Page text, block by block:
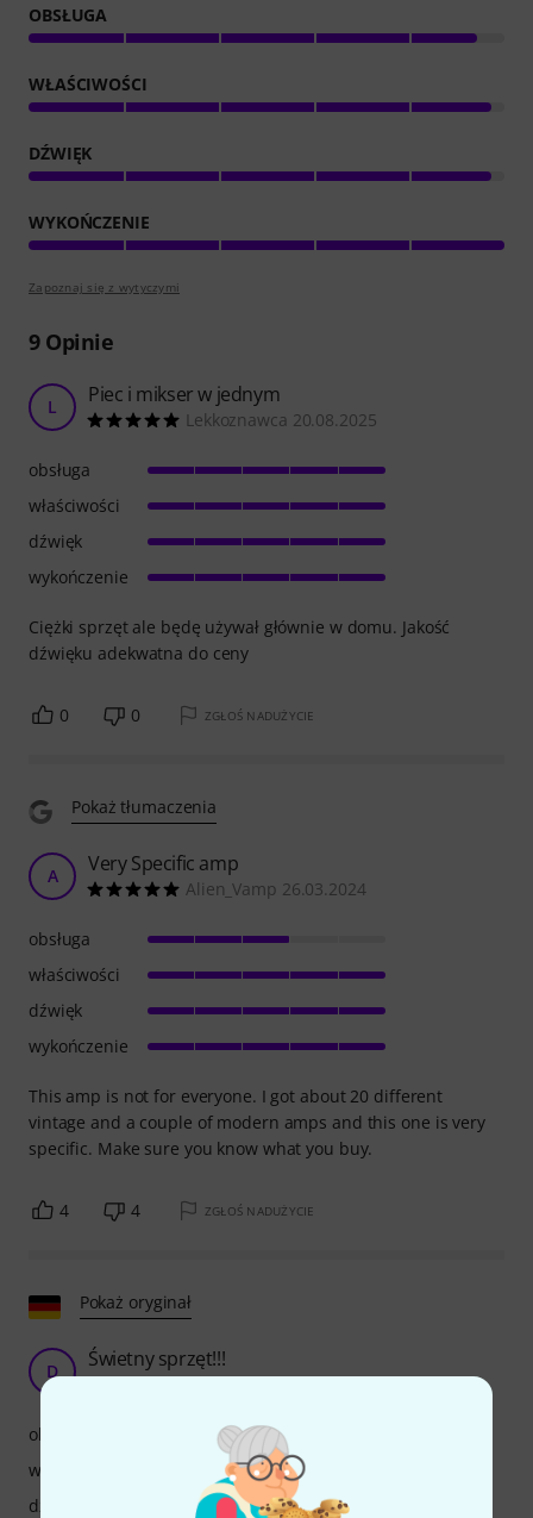
OBSŁUGA
WŁAŚCIWOŚCI
DŹWIĘK
WYKOŃCZENIE
Zapoznaj się z wytyczymi
9Opinie
L Piec i mikser w jednym
Lekkoznawca 20.08.2025
Ciężki sprzęt ale będę używał głównie w domu. Jakość
dźwięku adekwatna do ceny
obsługa
właściwości
dźwięk
wykończenie
0 0 ZGŁOŚ NADUŻYCIE
Pokaż tłumaczenia
A Very Specific amp
Alien_Vamp 26.03.2024
This amp is not for everyone. I got about 20 different
vintage and a couple of modern amps and this one is very
specific. Make sure you know what you buy.
obsługa
właściwości
dźwięk
wykończenie
4 4 ZGŁOŚ NADUŻYCIE
Pokaż oryginał
D Świetny sprzęt!!!
Dutz 17.09.2019
obsługa
właściwości
dźwięk